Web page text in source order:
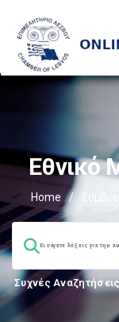
Εθνικό
Home /
Συχνές